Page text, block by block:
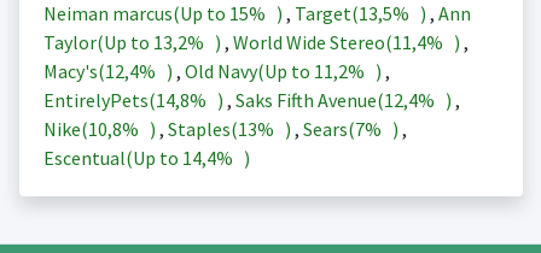
Neiman marcus(Up to 15% ) , Target(13,5% ) , Ann
Taylor(Up to 13,2% ) , World Wide Stereo(11,4% ) ,
Macy's(12,4% ) , Old Navy(Up to 11,2% ) ,
EntirelyPets(14,8% ) , Saks Fifth Avenue(12,4% ) ,
Nike(10,8% ) , Staples(13% ) , Sears(7% ) ,
Escentual(Up to 14,4% )